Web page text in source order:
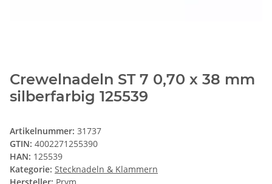
Crewelnadeln ST 7 0,70 x 38 mm
silberfarbig 125539
Artikelnummer: 31737
GTIN: 4002271255390
HAN: 125539
Kategorie: Stecknadeln & Klammern